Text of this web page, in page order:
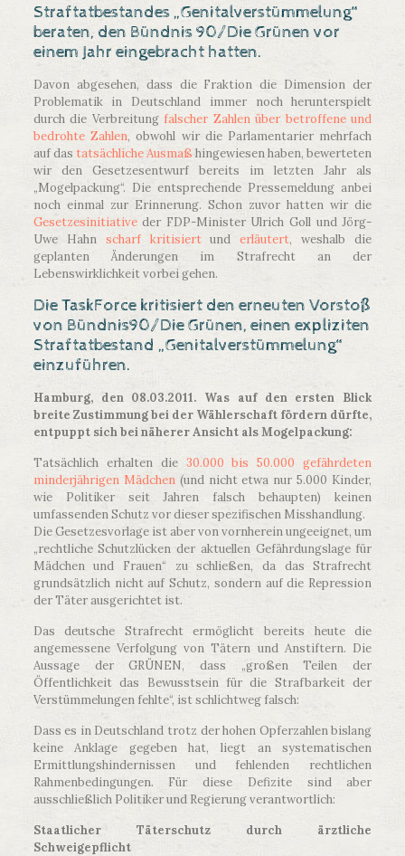
Straftatbestandes „Genitalverstümmelung“
beraten, den Bündnis 90/Die Grünen vor
einem Jahr eingebracht hatten.
Davon abgesehen, dass die Fraktion die Dimension der
Problematik in Deutschland immer noch herunterspielt
durch die Verbreitungfalscher Zahlen über betroffene und
bedrohte Zahlen, obwohl wir die Parlamentarier mehrfach
auf das tatsächliche Ausmaß hingewiesen haben, bewerteten
wir den Gesetzesentwurf bereits im letzten Jahr als
„Mogelpackung“. Die entsprechende Pressemeldung anbei
noch einmal zur Erinnerung. Schon zuvor hatten wir die
Gesetzesinitiativeder FDP-Minister Ulrich Goll und Jörg-
Uwe Hahn scharf kritisiertunderläutert, weshalb die
geplanten Änderungen im Strafrecht an der
Lebenswirklichkeit vorbei gehen.
Die TaskForce kritisiert den erneuten Vorstoß
von Bündnis90/Die Grünen, einen expliziten
Straftatbestand „Genitalverstümmelung“
einzuführen.
Hamburg, den 08.03.2011. Was auf den ersten Blick
breite Zustimmung bei der Wählerschaft fördern dürfte,
entpuppt sich bei näherer Ansicht als Mogelpackung:
Tatsächlich erhalten die 30.000 bis 50.000 gefährdeten
minderjährigen Mädchen(und nicht etwa nur 5.000 Kinder,
wie Politiker seit Jahren falsch behaupten) keinen
umfassenden Schutz vor dieser spezifischen Misshandlung.
Die Gesetzesvorlage ist aber von vornherein ungeeignet, um
„rechtliche Schutzlücken der aktuellen Gefährdungslage für
Mädchen und Frauen“ zu schließen, da das Strafrecht
grundsätzlich nicht auf Schutz, sondern auf die Repression
der Täter ausgerichtet ist.
Das deutsche Strafrecht ermöglicht bereits heute die
angemessene Verfolgung von Tätern und Anstiftern. Die
Aussage der GRÜNEN, dass „großen Teilen der
Öffentlichkeit das Bewusstsein für die Strafbarkeit der
Verstümmelungen fehlte“, ist schlichtweg falsch:
Dass es in Deutschland trotz der hohen Opferzahlen bislang
keine Anklage gegeben hat, liegt an systematischen
Ermittlungshindernissen und fehlenden rechtlichen
Rahmenbedingungen. Für diese Defizite sind aber
ausschließlich Politiker und Regierung verantwortlich:
Staatlicher Täterschutz durch ärztliche
Schweigepflicht